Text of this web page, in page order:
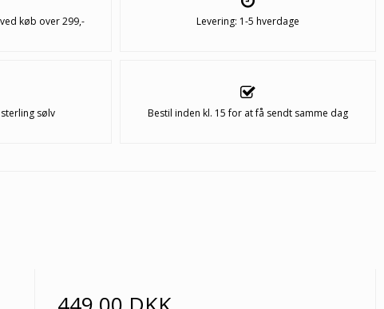
køb over 299,- Levering: 1-5 hverdage
sølv Bestil inden kl. 15 for at få sendt samme dag